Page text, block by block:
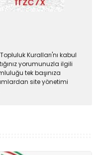
Kuralları'nı kabul
yorumunuzla ilgili
tek başınıza
site yönetimi